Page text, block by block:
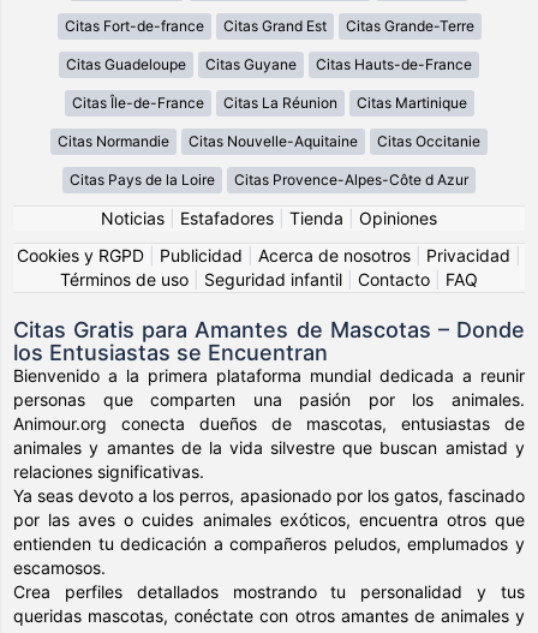
Citas Fort-de-france Citas Grand Est Citas Grande-Terre
Citas Guadeloupe Citas Guyane Citas Hauts-de-France
Citas Île-de-France Citas La Réunion Citas Martinique
Citas Normandie Citas Nouvelle-Aquitaine Citas Occitanie
Citas Pays de la Loire Citas Provence-Alpes-Côte d Azur
Noticias Estafadores Tienda
Opiniones
Cookies y RGPD
Publicidad Acerca de nosotros Privacidad
Términos de uso
Seguridad infantil Contacto FAQ
Citas Gratis para Amantes de Mascotas – Donde
los Entusiastas se Encuentran
Bienvenido a la primera plataforma mundial dedicada a reunir
personas que comparten una pasión por los animales.
Animour.org conecta dueños de mascotas, entusiastas de
animales y amantes de la vida silvestre que buscan amistad y
relaciones significativas.
Ya seas devoto a los perros, apasionado por los gatos, fascinado
por las aves o cuides animales exóticos, encuentra otros que
entienden tu dedicación a compañeros peludos, emplumados y
escamosos.
Crea perfiles detallados mostrando tu personalidad y tus
queridas mascotas, conéctate con otros amantes de animales y